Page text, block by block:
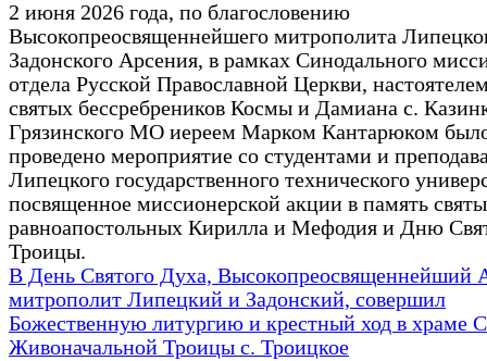
2 июня 2026 года, по благословению
Высокопреосвященнейшего митрополита
Задонского Арсения, в рамках Синодального
отдела Русской Православной Церкви,
святых бессребреников Космы и Дамиана с.
Грязинского МО иереем Марком Кантарюком
проведено мероприятие со студентами и
Липецкого государственного технического
посвященное миссионерской акции в память
равноапостольных Кирилла и Мефодия и Дню
Троицы.
В День Святого Духа, Высокопреосвященнейший
митрополит Липецкий и Задонский, совершил
Божественную литургию и крестный ход в храме
Живоначальной Троицы с. Троицкое